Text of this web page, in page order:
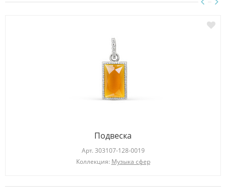
Подвеска
Арт. 303107-128-0019
Коллекция: Музыка сфер